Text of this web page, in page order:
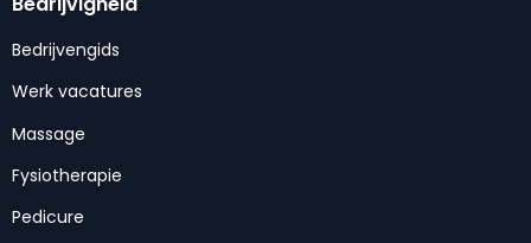
Bedrijvengids
Werk vacatures
Massage
Fysiotherapie
Pedicure